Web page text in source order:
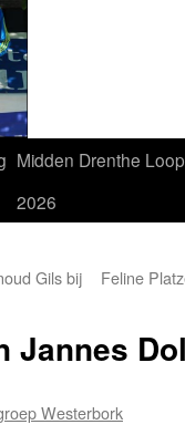
Midden Drenthe Loop
2026
Gils bij
Feline
Jannes
Westerbork